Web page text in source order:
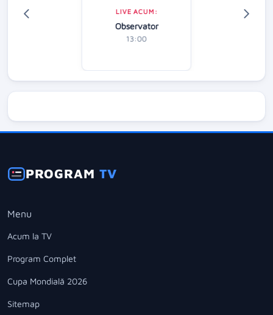
LIVE ACUM:
Observator
13:00
PROGRAMTV
Menu
Acum la TV
Program Complet
Cupa Mondială 2026
Sitemap